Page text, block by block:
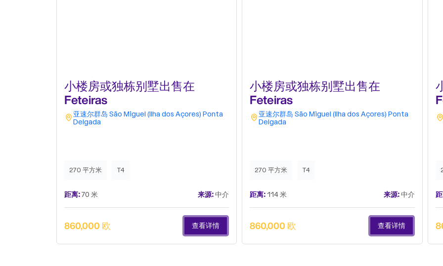
小楼房或独栋别墅出售在
Feteiras
亚速尔群岛 São Miguel (Ilha dos Açores) Ponta
Delgada
270 平方米 T4
距离:70 米 来源:中介
860,000 欧 查看详情
小楼房或独栋别墅出售在
Feteiras
亚速尔群岛 São Miguel (Ilha dos Açores) Ponta
Delgada
270 平方米 T4
距离:114 米 来源:中介
860,000 欧 查看详情